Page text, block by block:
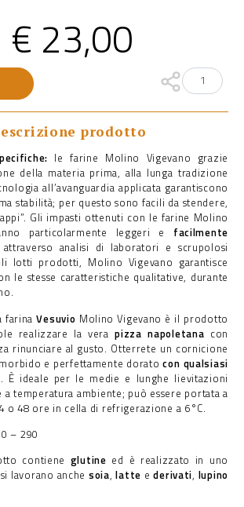
€ 23,00
prodotto
le farine Molino Vigevano grazie
della materia prima, alla lunga tradizione
all’avanguardia applicata garantiscono
stabilità; per questo sono facili da stendere,
Gli impasti ottenuti con le farine Molino
particolarmente leggeri e facilmente
analisi di laboratori e scrupolosi
lotti prodotti, Molino Vigevano garantisce
le stesse caratteristiche qualitative, durante
farinaVesuvio Molino Vigevano è il prodotto
realizzare la verapizza napoletana con
rinunciare al gusto. Otterrete un cornicione
e perfettamente doratocon qualsiasi
. È ideale per le medie e lunghe lievitazioni
a temperatura ambiente; può essere portata a
o 48 ore in cella di refrigerazione a 6°C.
– 290
contiene glutine ed è realizzato in uno
lavorano anche soia,latte ederivati, lupino